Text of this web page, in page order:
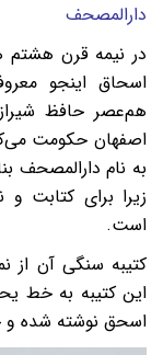
دارالمصحف
اسحاق اینجو
هم‌عصر حافظ
اصفهان حکومت
به نام دارالمصحف
زیرا برای کتابت
است.
کتیبه سنگی آن از
این کتیبه به خط
اسحق نوشته شده و